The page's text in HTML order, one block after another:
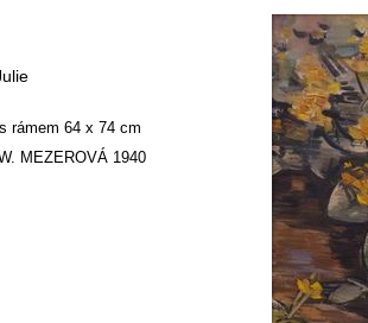
rámem 64 x 74 cm
MEZEROVÁ 1940